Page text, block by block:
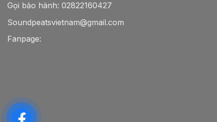
Gọi bảo hành: 02822160427
Soundpeatsvietnam@gmail.com
Fanpage: